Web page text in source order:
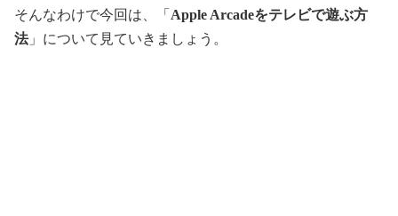
そんなわけで今回は、「 Apple Arcadeをテレビで遊ぶ方
法」について見ていきましょう。